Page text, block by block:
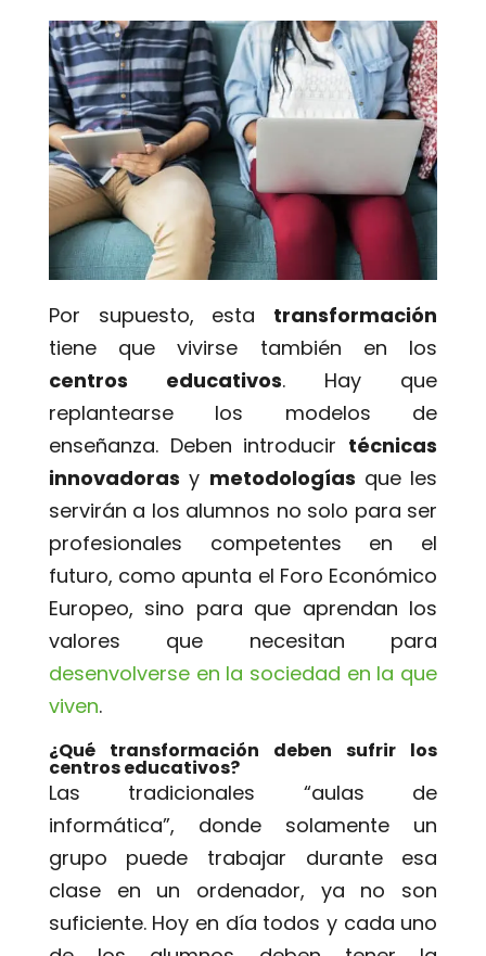
Por supuesto, esta transformación
tiene que vivirse también en los
centros educativos. Hay que
replantearse los modelos de
enseñanza. Deben introducir técnicas
innovadoras y metodologías que les
servirán a los alumnos no solo para ser
profesionales competentes en el
futuro, como apunta el Foro Económico
Europeo, sino para que aprendan los
valores que necesitan para
desenvolverse en la sociedad en la que
viven.
¿Qué transformación deben sufrir los
centros educativos?
Las tradicionales “aulas de
informática”, donde solamente un
grupo puede trabajar durante esa
clase en un ordenador, ya no son
suficiente. Hoy en día todos y cada uno